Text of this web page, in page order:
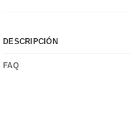
DESCRIPCIÓN
FAQ